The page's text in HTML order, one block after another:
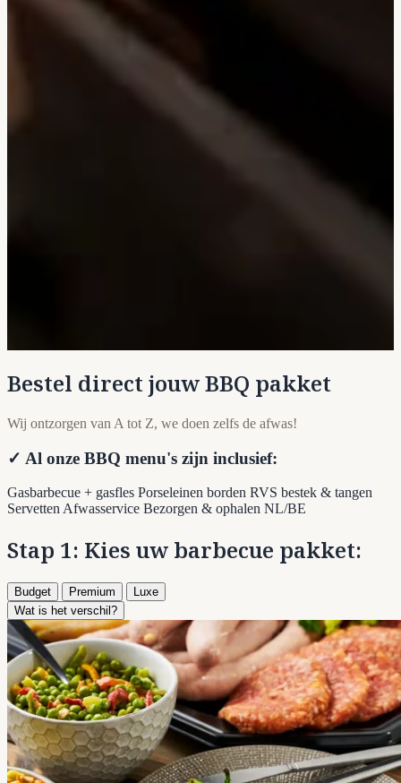
Bestel direct jouw BBQ pakket
Wij ontzorgen van A tot Z, we doen zelfs de afwas!
✓ Al onze BBQ menu's zijn inclusief:
Gasbarbecue + gasfles Porseleinen borden RVS bestek & tangen
ServettenAfwasservice Bezorgen & ophalen NL/BE
Stap 1: Kies uw barbecue pakket:
Budget Premium
Luxe
Wat is het verschil?